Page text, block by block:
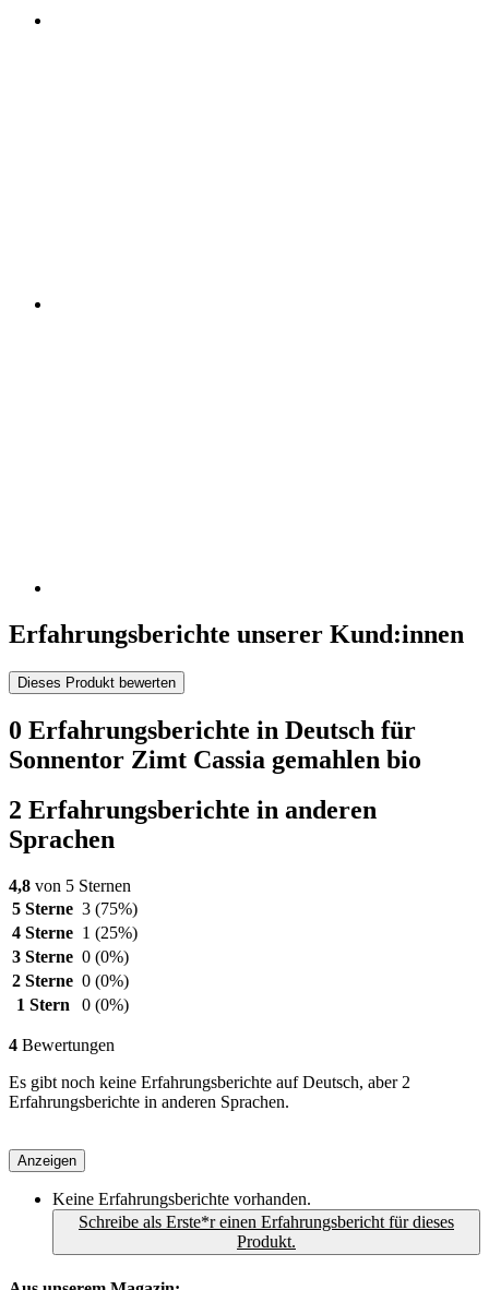
Erfahrungsberichte unserer Kund:innen
Dieses Produkt bewerten
0 Erfahrungsberichte in Deutsch für
Sonnentor Zimt Cassia gemahlen bio
2 Erfahrungsberichte in anderen
Sprachen
4,8 von 5 Sternen
5 Sterne 3 (75%)
4 Sterne 1 (25%)
3 Sterne 0 (0%)
2 Sterne 0 (0%)
1 Stern
0 (0%)
4 Bewertungen
Es gibt noch keine Erfahrungsberichte auf Deutsch, aber 2
Erfahrungsberichte in anderen Sprachen.
Anzeigen
Keine Erfahrungsberichte vorhanden.
Schreibe als Erste*r einen Erfahrungsbericht für dieses
Produkt.